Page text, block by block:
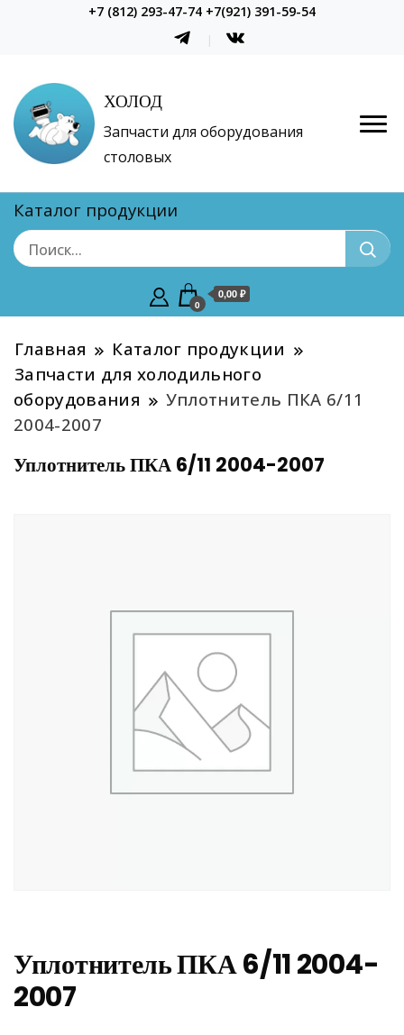
+7 (812) 293-47-74 +7(921) 391-59-54
ХОЛОД
Запчасти для оборудования
столовых
Каталог продукции
0
0,00 ₽
Главная
Каталог продукции
Запчасти для холодильного
оборудования
Уплотнитель ПКА 6/11
2004-2007
Уплотнитель ПКА 6/11 2004-2007
Уплотнитель ПКА 6/11 2004-
2007